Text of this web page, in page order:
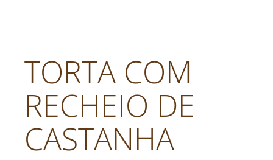
TORTA COM
RECHEIO DE
CASTANHA